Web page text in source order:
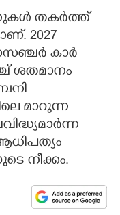
തകർത്ത്
2027
കാർ
ശതമാനം
മാറുന്ന
നീക്കം.